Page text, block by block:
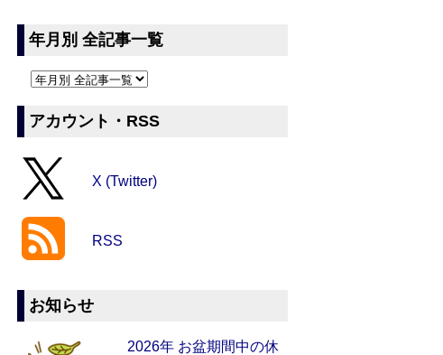
年月別 全記事一覧
アカウント・RSS
X (Twitter)
RSS
お知らせ
2026年 お盆期間中の休